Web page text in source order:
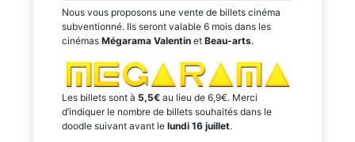
Nous vous proposons une vente de billets cinéma
subventionné. Ils seront valable 6 mois dans les
cinémas Mégarama Valentin et Beau-arts.
Les billets sont à 5,5€ au lieu de 6,9€. Merci
d’indiquer le nombre de billets souhaités dans le
doodle suivant avant le lundi 16 juillet.